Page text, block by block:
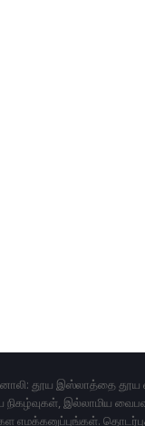
தூய இஸ்லாத்தை தூய
நிகழ்வுகள், இல்லாமிய
எமக்கனுப்புங்கள்.